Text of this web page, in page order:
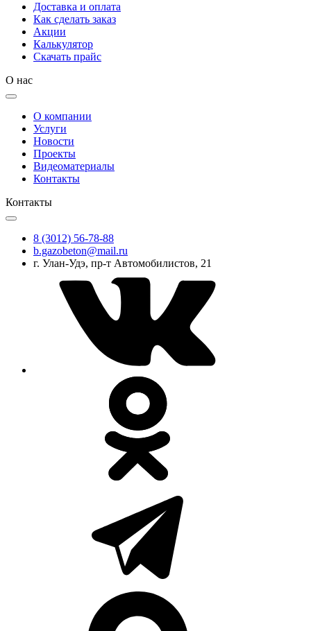
Доставка и оплата
Как сделать заказ
Акции
Калькулятор
Скачать прайс
О нас
О компании
Услуги
Новости
Проекты
Видеоматериалы
Контакты
Контакты
8 (3012) 56-78-88
b.gazobeton@mail.ru
г. Улан-Удэ, пр-т Автомобилистов, 21